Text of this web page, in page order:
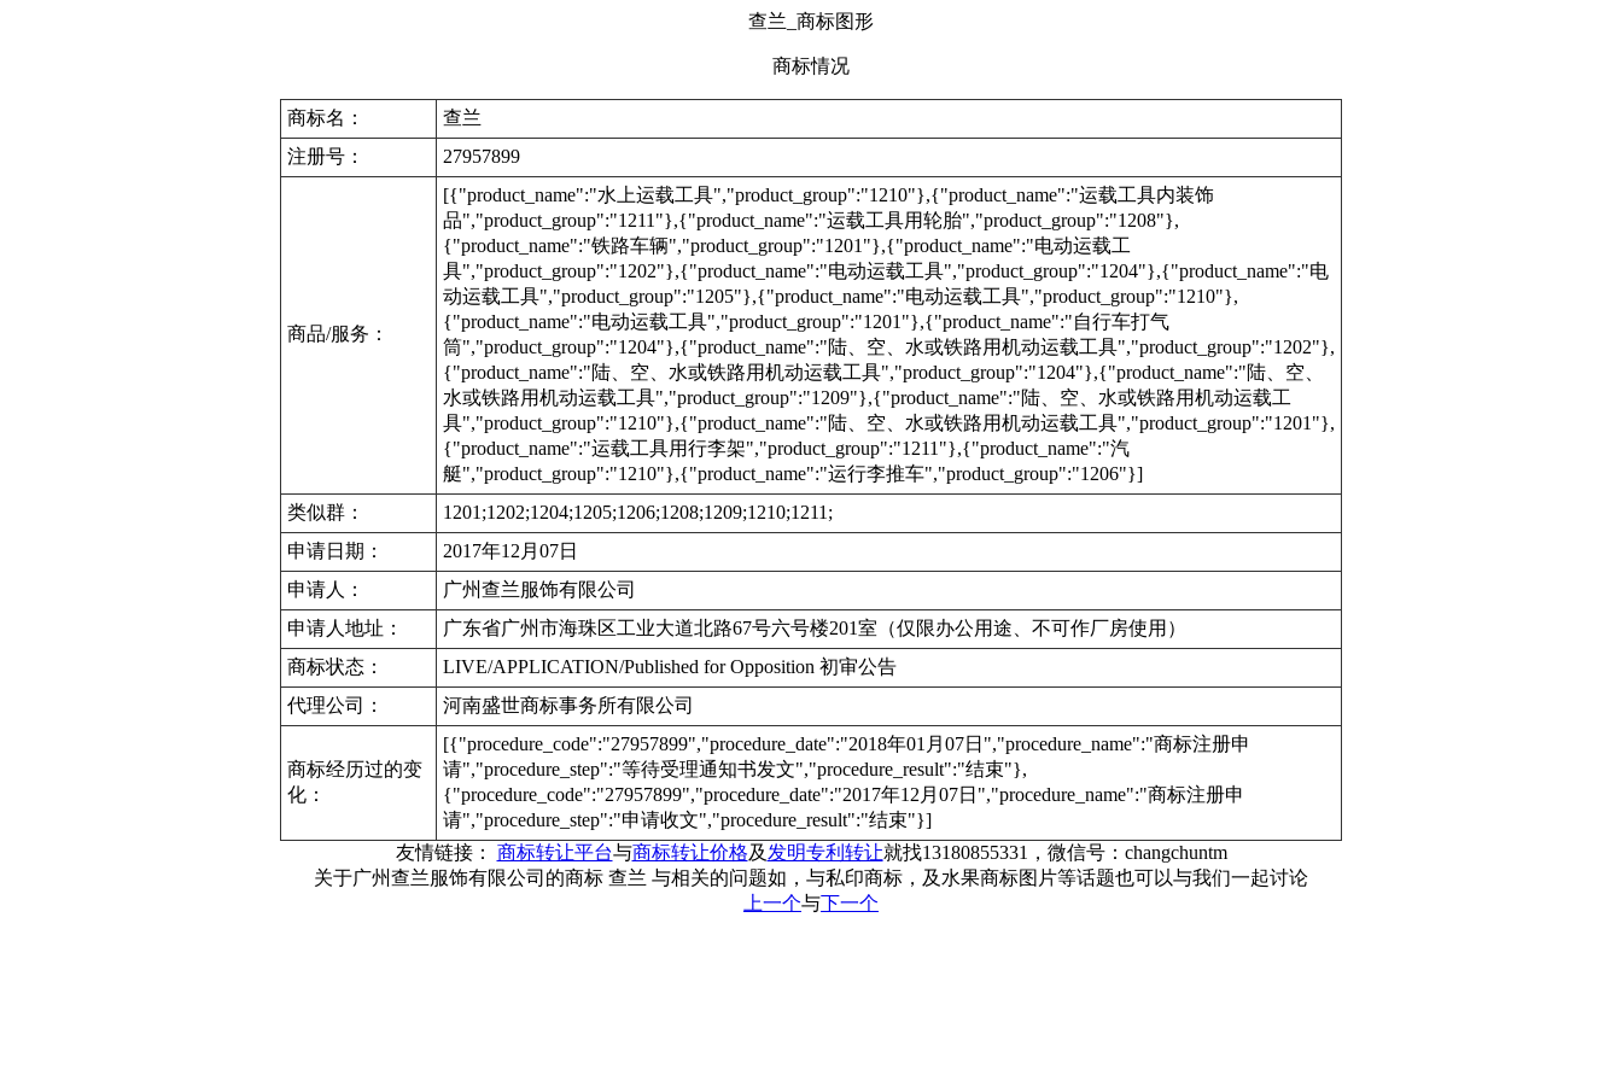
查兰_商标图形
商标情况
商标名：
查兰
注册号：
27957899
商品/服务：
[{"product_name":"水上运载工具","product_group":"1210"},{"product_name":"运载工具内装饰
品","product_group":"1211"},{"product_name":"运载工具用轮胎","product_group":"1208"},
{"product_name":"铁路车辆","product_group":"1201"},{"product_name":"电动运载工
具","product_group":"1202"},{"product_name":"电动运载工具","product_group":"1204"},{"product_name":"电
动运载工具","product_group":"1205"},{"product_name":"电动运载工具","product_group":"1210"},
{"product_name":"电动运载工具","product_group":"1201"},{"product_name":"自行车打气
筒","product_group":"1204"},{"product_name":"陆、空、水或铁路用机动运载工具","product_group":"1202"},
{"product_name":"陆、空、水或铁路用机动运载工具","product_group":"1204"},{"product_name":"陆、空、
水或铁路用机动运载工具","product_group":"1209"},{"product_name":"陆、空、水或铁路用机动运载工
具","product_group":"1210"},{"product_name":"陆、空、水或铁路用机动运载工具","product_group":"1201"},
{"product_name":"运载工具用行李架","product_group":"1211"},{"product_name":"汽
艇","product_group":"1210"},{"product_name":"运行李推车","product_group":"1206"}]
类似群：
1201;1202;1204;1205;1206;1208;1209;1210;1211;
申请日期：
2017年12月07日
申请人：
广州查兰服饰有限公司
申请人地址：
广东省广州市海珠区工业大道北路67号六号楼201室（仅限办公用途、不可作厂房使用）
商标状态：
LIVE/APPLICATION/Published for Opposition 初审公告
代理公司：
河南盛世商标事务所有限公司
商标经历过的变
化：
[{"procedure_code":"27957899","procedure_date":"2018年01月07日","procedure_name":"商标注册申
请","procedure_step":"等待受理通知书发文","procedure_result":"结束"},
{"procedure_code":"27957899","procedure_date":"2017年12月07日","procedure_name":"商标注册申
请","procedure_step":"申请收文","procedure_result":"结束"}]
友情链接： 商标转让平台与商标转让价格及 发明专利转让就找13180855331，微信号：changchuntm
关于广州查兰服饰有限公司的商标 查兰 与相关的问题如，与私印商标，及水果商标图片等话题也可以与我们一起讨论
上一个与下一个